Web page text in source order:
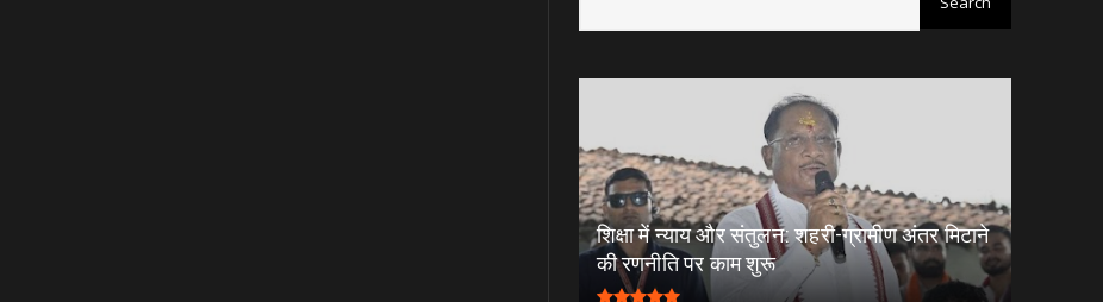
शिक्षा में न्याय और संतुलन: शहरी-ग्रामीण अंतर मिटाने
की रणनीति पर काम शुरू